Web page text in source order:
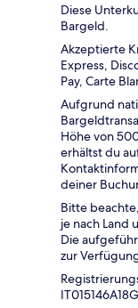
Diese
Bargeld.
Akzeptierte
Express,
Pay, Carte
Aufgrund
Höhe von
erhältst du
deiner
Bitte
je nach Land
Die
zur